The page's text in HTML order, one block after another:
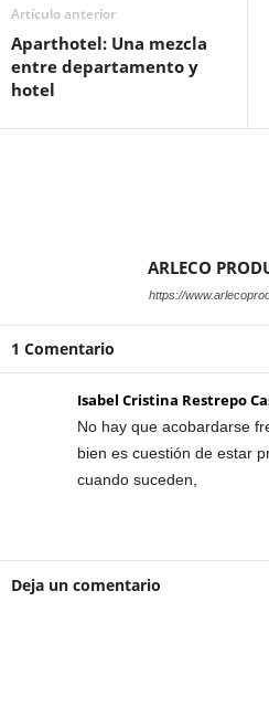
Artículo anterior
Aparthotel: Una mezcla
entre departamento y
hotel
ARLECO
https://
1 Comentario
Isabel Cristina Restrepo
No hay que acobardarse
bien es cuestión de estar
cuando suceden,
Deja un comentario